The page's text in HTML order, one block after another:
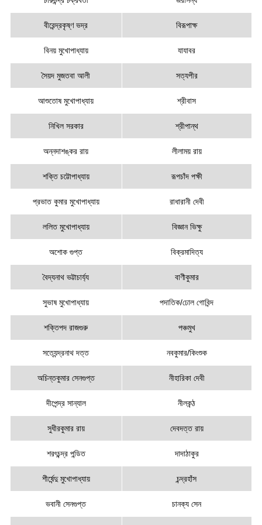
বীরেন্দ্রকৃষ্ণ ভদ্র বিরূপাক্ষ
বিনয় মুখোপাধ্যায় যাযাবর
সৈয়দ মুজতবা আলী সত্যপীর
আশুতোষ মুখোপাধ্যায় শ্রীবাস
নিখিল সরকার শ্রীপান্থ
অন্নদাশঙ্কর রায় লীলাময় রায়
শক্তি চট্টোপাধ্যায় রূপচাঁদ পক্ষী
প্রভাত কুমার মুখোপাধ্যায় রাধারানী দেবী
ললিত মুখোপাধ্যায় বিজ্ঞান ভিক্ষু
অশোক গুপ্ত বিক্রমাদিত্য
বৈদ্যনাথ ভট্টাচার্য্য বাণীকুমার
সুভাষ মুখোপাধ্যায় পদাতিক/ঢোল গোবিন্দ
শক্তিপদ রাজগুরু পঞ্চমুখ
সত্যেন্দ্রনাথ দত্ত নবকুমার/কিংশুক
অচিন্তকুমার সেনগুপ্ত নীহারিকা দেবী
দীপেন্দ্র সান্যাল নীলকন্ঠ
সুধীরকুমার রায় দেবদত্ত রায়
শরৎচন্দ্র পন্ডিত দাদাঠাকুর
শীর্ষেন্দু মুখোপাধ্যায় চন্দ্রহাঁস
ভবানী সেনগুপ্ত চানক্য সেন